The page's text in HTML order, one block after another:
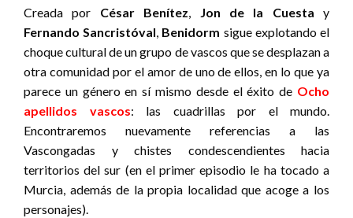
Creada por César Benítez, Jon de la Cuesta y
Fernando Sancristóval, Benidorm sigue explotando el
choque cultural de un grupo de vascos que se desplazan a
otra comunidad por el amor de uno de ellos, en lo que ya
parece un género en sí mismo desde el éxito de Ocho
apellidos vascos: las cuadrillas por el mundo.
Encontraremos nuevamente referencias a las
Vascongadas y chistes condescendientes hacia
territorios del sur (en el primer episodio le ha tocado a
Murcia, además de la propia localidad que acoge a los
personajes).